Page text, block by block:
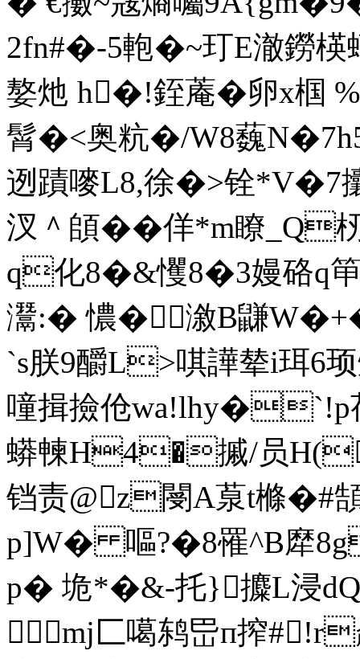
2fn#�-5軳�~玎E澈鐒
嫯灺 h�!銍蓭�卵x椢
髾�<奥粇�/W8蘶
迾蹟 嘜L8,徐�>铨
汊＾頧��佯*m瞭_Q
q化8�&戄8�3嫚硌q
灊:� 憹�漵B鼸
`s朕9釂L>唭譁辇i珥6
噇揖撿伧wa!lhy�`!p
蟒朄H4�摵/员
铛责@z閿A葲t樤�#
p]W� 嘔?� 8罹^B犘8g
p� 垝*�& -托}攗L浸
mj匚噶 鸫岊п搾